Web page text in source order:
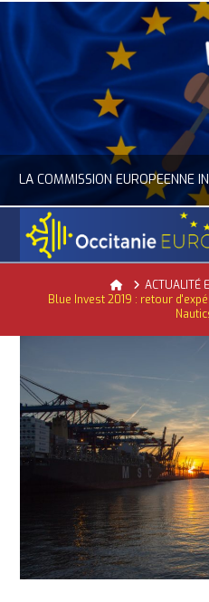
ACTUALITÉ DE L'UNION EUROPÉENNE, ACTUALITÉ DE LA
HomeACTUALITÉ
Blue Invest 2019 : retour